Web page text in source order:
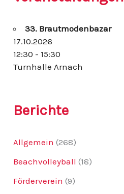
a
c
h
33. Brautmodenbazar
17.10.2026
12:30 - 15:30
Turnhalle Arnach
Berichte
Allgemein (268)
Beachvolleyball (18)
Förderverein (9)